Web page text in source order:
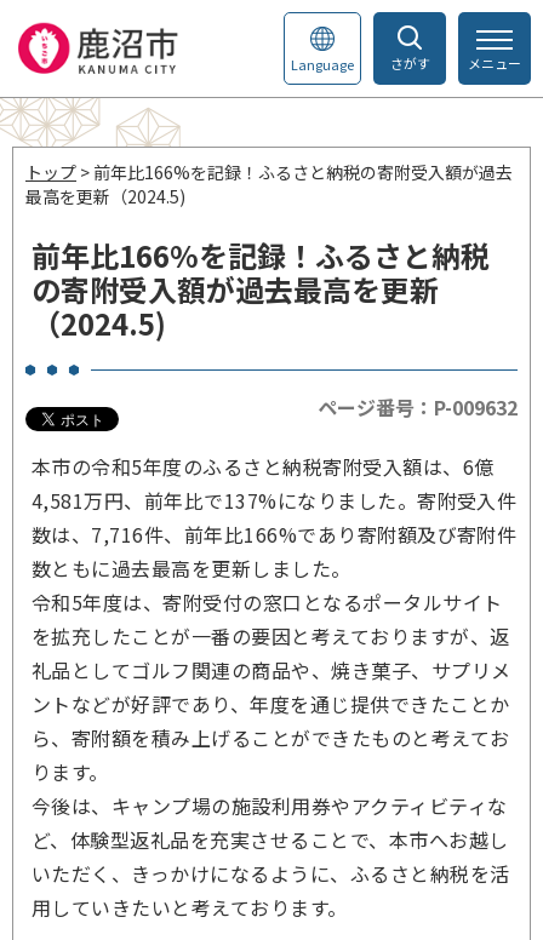
さがす
Language メニュー
トップ > 前年比166%を記録！ふるさと納税の寄附受入額が過去
最高を更新（2024.5)
前年比166%を記録！ふるさと納税
の寄附受入額が過去最高を更新
（2024.5)
ページ番号：P-009632
本市の令和5年度のふるさと納税寄附受入額は、6億
4,581万円、前年比で137%になりました。寄附受入件
数は、7,716件、前年比166%であり寄附額及び寄附件
数ともに過去最高を更新しました。
令和5年度は、寄附受付の窓口となるポータルサイト
を拡充したことが一番の要因と考えておりますが、返
礼品としてゴルフ関連の商品や、焼き菓子、サプリメ
ントなどが好評であり、年度を通じ提供できたことか
ら、寄附額を積み上げることができたものと考えてお
ります。
今後は、キャンプ場の施設利用券やアクティビティな
ど、体験型返礼品を充実させることで、本市へお越し
いただく、きっかけになるように、ふるさと納税を活
用していきたいと考えております。